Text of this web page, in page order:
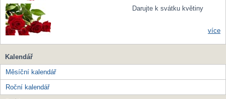
Darujte k svátku květiny
více
Kalendář
Měsíční kalendář
Roční kalendář